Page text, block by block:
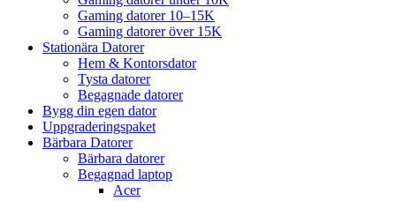
Gaming datorer 10–15K
Gaming datorer över 15K
Stationära Datorer
Hem & Kontorsdator
Tysta datorer
Begagnade datorer
Bygg din egen dator
Uppgraderingspaket
Bärbara Datorer
Bärbara datorer
Begagnad laptop
Acer